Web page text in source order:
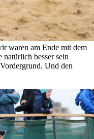
waren am Ende mit dem
natürlich besser sein
Und den